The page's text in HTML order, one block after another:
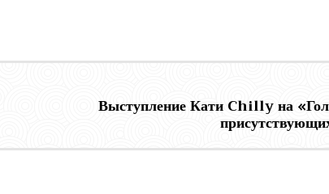
Выступление Кати Chilly на